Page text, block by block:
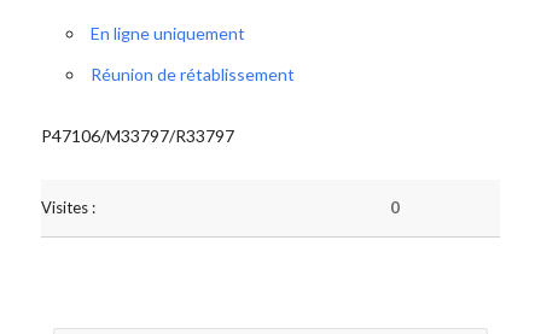
En ligne uniquement
Réunion de rétablissement
P47106/M33797/R33797
Visites : 0